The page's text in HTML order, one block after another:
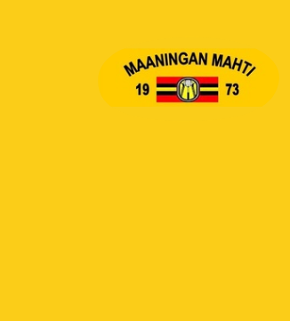
Maaningan Mahti